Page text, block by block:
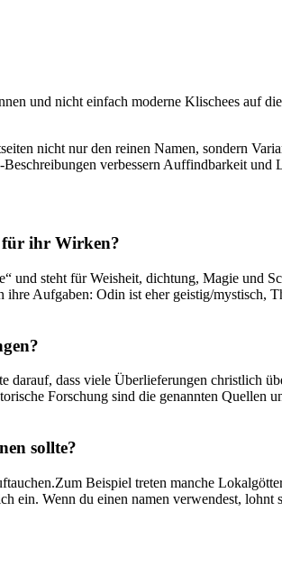
und nicht einfach moderne Klischees auf
⁢nicht‍ nur ‍den reinen​ Namen, sondern
verbessern Auffindbarkeit und
für​ ihr Wirken?
und steht⁣ für Weisheit, dichtung, Magie und
Aufgaben: Odin ist eher geistig/mystisch,
dass viele Überlieferungen christlich
Forschung sind die genannten Quellen
sollte?
Beispiel treten manche
ein. Wenn du einen namen verwendest,